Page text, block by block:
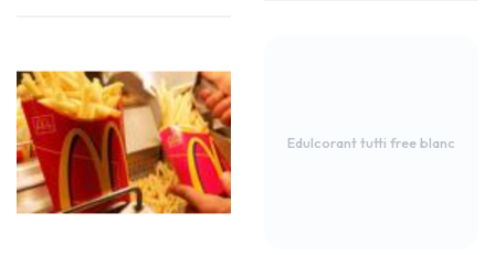
Edulcorant tutti free blanc